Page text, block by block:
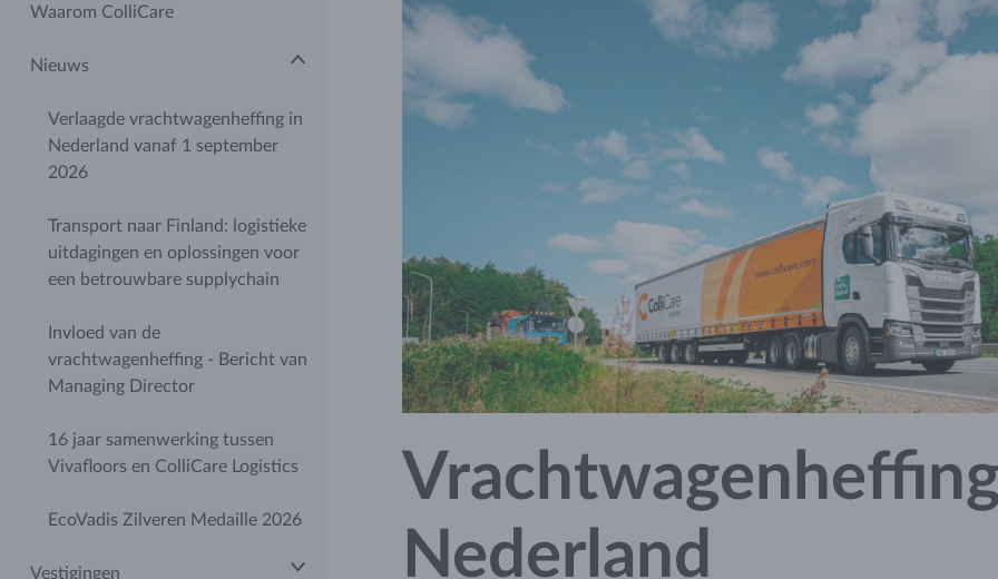
Waarom ColliCare
Nieuws
Verlaagde vrachtwagenheffing in
Nederland vanaf 1 september
2026
Transport naar Finland: logistieke
uitdagingen en oplossingen voor
een betrouwbare supplychain
Invloed van de
vrachtwagenheffing - Bericht van
Managing Director
16 jaar samenwerking tussen
Vivafloors en ColliCare Logistics
EcoVadis Zilveren Medaille 2026
Vestigingen
Nederland